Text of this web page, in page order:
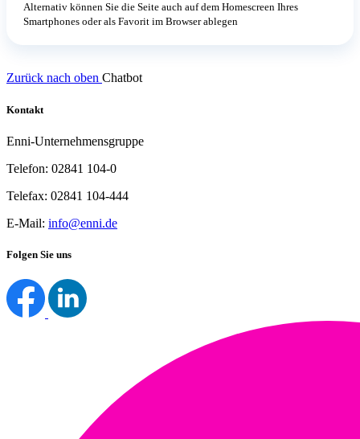
Alternativ können Sie die Seite auch auf dem Homescreen Ihres
Smartphones oder als Favorit im Browser ablegen
Zurück nach oben Chatbot
Kontakt
Enni-Unternehmensgruppe
Telefon: 02841 104-0
Telefax: 02841 104-444
E-Mail: info@enni.de
Folgen Sie uns